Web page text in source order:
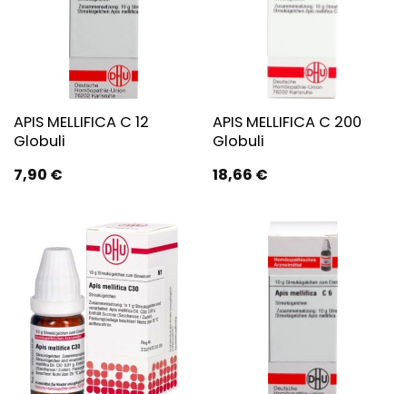
APIS MELLIFICA C 12
Globuli
7,90 €
APIS MELLIFICA C 200
Globuli
18,66 €